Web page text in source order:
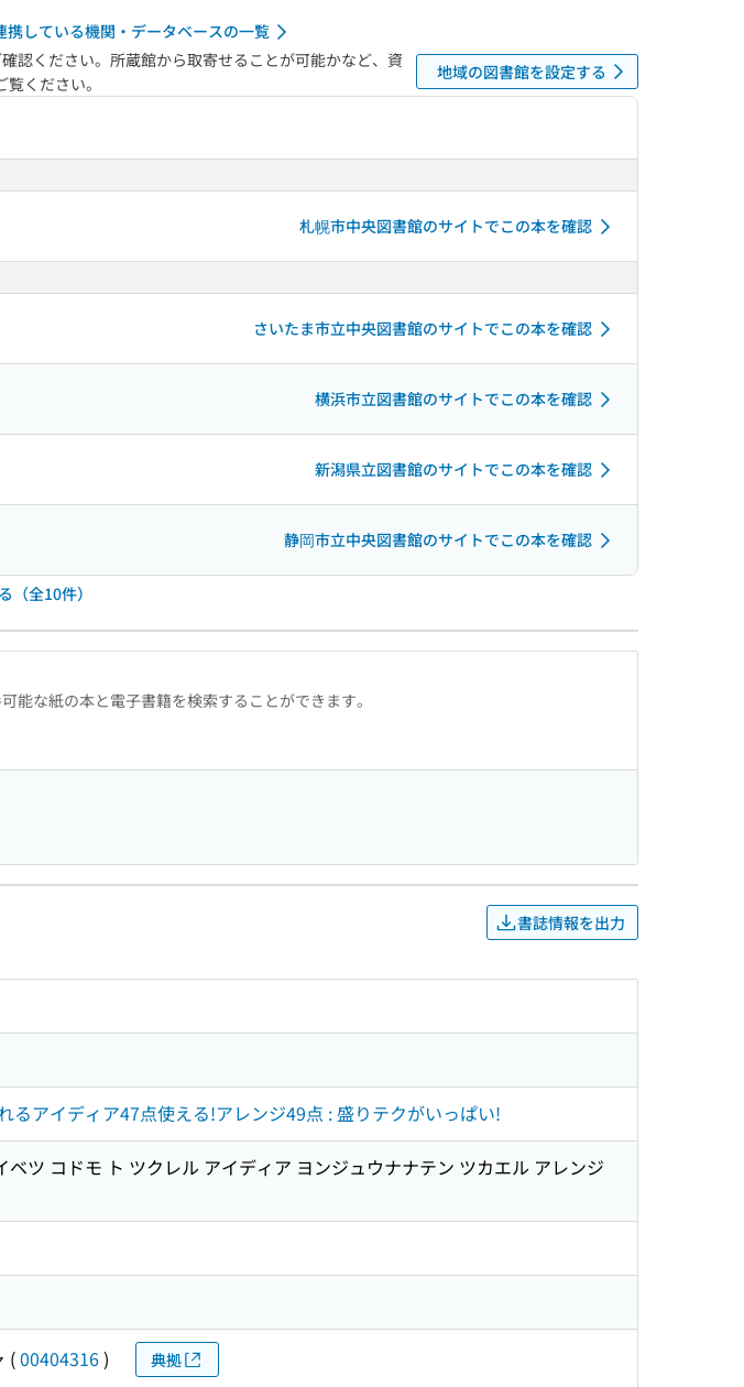
携している機関・データベースの一覧
認ください。所蔵館から取寄せることが可能かなど、資
覧ください。
地域の図書館を設定する
札幌市中央図書館のサイトでこの本を確認
さいたま市立中央図書館のサイトでこの本を確認
横浜市立図書館のサイトでこの本を確認
新潟県立図書館のサイトでこの本を確認
静岡市立中央図書館のサイトでこの本を確認
（全10件）
能な紙の本と電子書籍を検索することができます。
書誌情報を出力
るアイディア47点使える!アレンジ49点 : 盛りテクがいっぱい!
ツ コドモ ト ツクレル アイディア ヨンジュウナナテン ツカエル アレンジ
(00404316) 典拠